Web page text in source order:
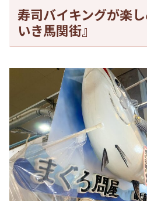
寿司バイキングが楽
いき馬関街』